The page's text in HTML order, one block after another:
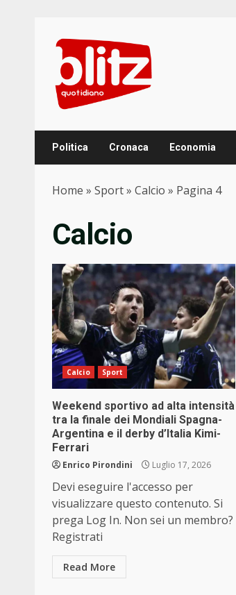
content
Politica Cronaca Economia
Home » Sport» Calcio » Pagina 4
Calcio
Calcio Sport
Weekend sportivo ad alta intensità
tra la finale dei Mondiali Spagna-
Argentina e il derby d’Italia Kimi-
Ferrari
Enrico Pirondini Luglio 17, 2026
Devi eseguire l'accesso per
visualizzare questo contenuto. Si
prega Log In. Non sei un membro?
Registrati
Read More